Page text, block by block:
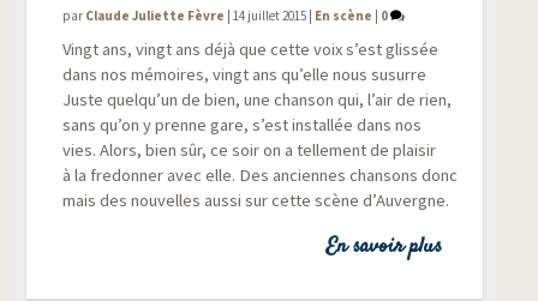
par Claude Juliette Fèvre | 14 juillet 2015 | En scène | 0
Vingt ans, vingt ans déjà que cette voix s’est glis­sée
dans nos mémoires, vingt ans qu’elle nous susurre
Juste quelqu’un de bien, une chan­son qui, l’air de rien,
sans qu’on y prenne gare, s’est ins­tal­lée dans nos
vies. Alors, bien sûr, ce soir on a tel­le­ment de plai­sir
à la fre­don­ner avec elle. Des anciennes chan­sons donc
mais des nou­velles aus­si sur cette scène d’Auvergne.
En savoir plus